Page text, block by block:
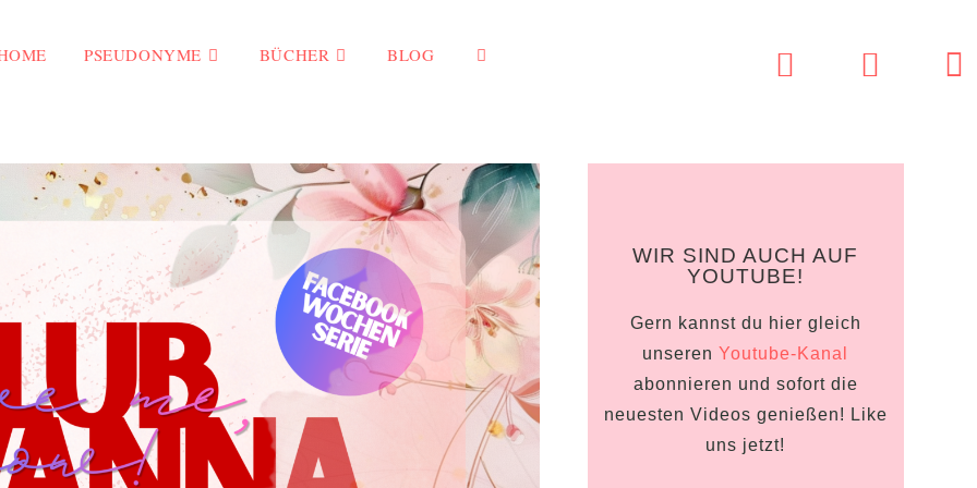
PSEUDONYME BÜCHER BLOG Website-
Suche
umschalten
WIR SIND AUCH AUF
YOUTUBE!
Gern kannst du hier gleich
unserenYoutube-Kanal
abonnieren und sofort die
neuesten Videos genießen! Like
uns jetzt!